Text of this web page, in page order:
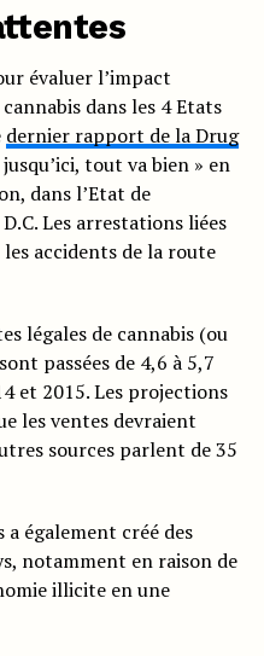
évaluer l’impact
dans les 4 Etats
dernier rapport de la Drug
tout va bien » en
dans l’Etat de
Les arrestations liées
accidents de la route
légales de cannabis (ou
passées de 4,6 à 5,7
et 2015. Les projections
les ventes devraient
sources parlent de 35
a également créé des
notamment en raison de
illicite en une